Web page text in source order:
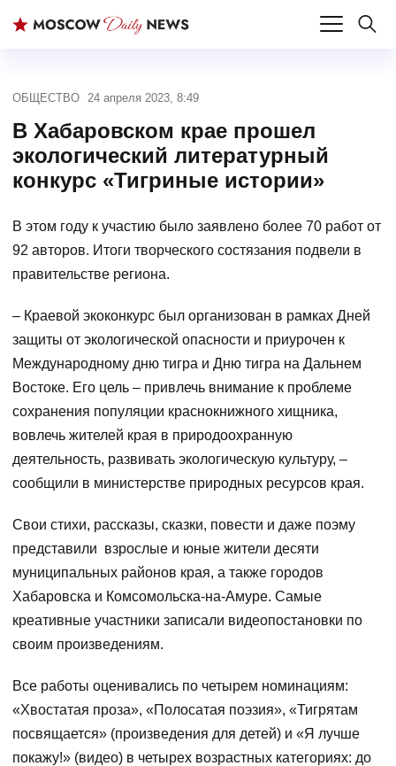
ОБЩЕСТВО 24 апреля 2023, 8:49
В Хабаровском крае прошел
экологический литературный
конкурс «Тигриные истории»
В этом году к участию было заявлено более 70 работ от
92 авторов. Итоги творческого состязания подвели в
правительстве региона.
– Краевой экоконкурс был организован в рамках Дней
защиты от экологической опасности и приурочен к
Международному дню тигра и Дню тигра на Дальнем
Востоке. Его цель – привлечь внимание к проблеме
сохранения популяции краснокнижного хищника,
вовлечь жителей края в природоохранную
деятельность, развивать экологическую культуру, –
сообщили в министерстве природных ресурсов края.
Свои стихи, рассказы, сказки, повести и даже поэму
представили взрослые и юные жители десяти
муниципальных районов края, а также городов
Хабаровска и Комсомольска-на-Амуре. Самые
креативные участники записали видеопостановки по
своим произведениям.
Все работы оценивались по четырем номинациям:
«Хвостатая проза», «Полосатая поэзия», «Тигрятам
посвящается» (произведения для детей) и «Я лучше
покажу!» (видео) в четырех возрастных категориях: до